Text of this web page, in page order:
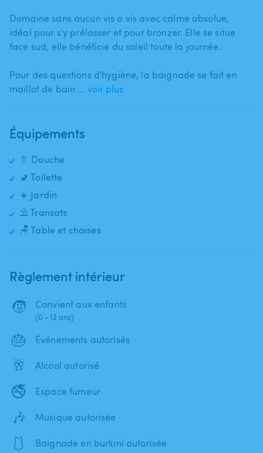
Domaine sans aucun vis a vis avec calme absolue​,​
idéal pour s'y prélasser et pour bronzer. Elle se situe
face sud​​,​​ elle bénéficie du soleil toute la journée.
Pour des questions d'hygiène​​,​​ la baignade se fait en
maillot de bain … voir plus
Équipements
🚿 Douche
🚽 Toilette
☀️ Jardin
⛱️ Transats
🪑 Table et chaises
Règlement intérieur
🧒 Convient aux enfants
(0 - 12 ans)
🎂 Événements autorisés
🥂 Alcool autorisé
🚭 Espace fumeur
🎶 Musique autorisée
🩱 Baignade en burkini autorisée